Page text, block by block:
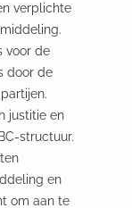
verplichte
voor de
door de
justitie en
structuur.
en
om aan te